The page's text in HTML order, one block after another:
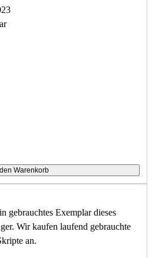
gebrauchtes Exemplar dieses
Wir kaufen laufend gebrauchte
an.